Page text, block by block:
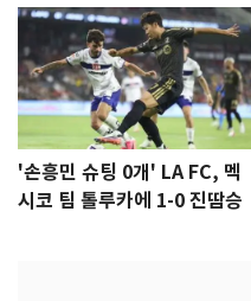
'손흥민 슈팅 0개' LA FC, 멕
시코 팀 톨루카에 1-0 진땀승